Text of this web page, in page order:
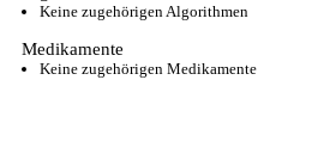
Keine zugehörigen Algorithmen
Medikamente
Keine zugehörigen Medikamente